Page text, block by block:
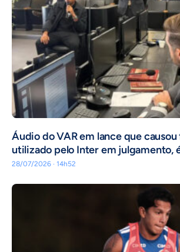
Áudio do VAR em lance que
utilizado pelo Inter em julgamento,
28/07/2026 · 14h52